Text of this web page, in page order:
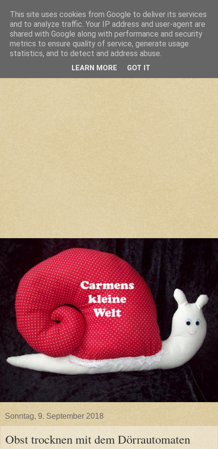
Sonntag, 9. September 2018
Obst trocknen mit dem Dörrautomaten
This site uses cookies from Google to deliver its services
and to analyze traffic. Your IP address and user-agent are
shared with Google along with performance and security
metrics to ensure quality of service, generate usage
statistics, and to detect and address abuse.
LEARN MORE GOT IT